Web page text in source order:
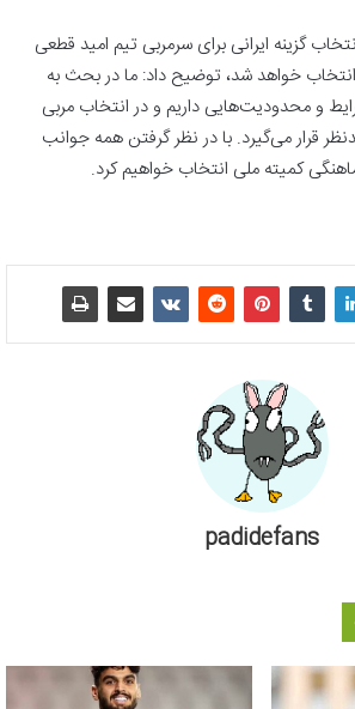
گزینه ایرانی برای سرمربی تیم امید قطعی
خواهد شد، توضیح داد: ما در بحث به
و محدودیت‌هایی داریم و در انتخاب مربی
قرار می‌گیرد. با در نظر گرفتن همه جوانب
کمیته ملی انتخاب خواهیم کرد.
padidefans